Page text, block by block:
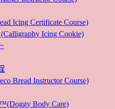
Icing Certificate Course)
Icing Cookie)
Bread Instructor Course)
Body Care)